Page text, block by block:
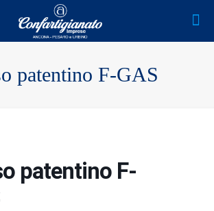
patentino F-GAS
patentino F-